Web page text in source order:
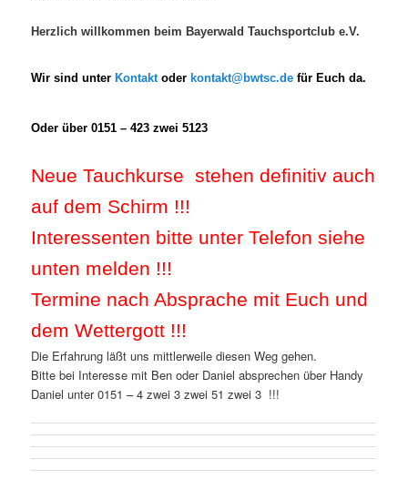
Herzlich willkommen beim Bayerwald Tauchsportclub e.V.
Wir sind unter Kontakt oder kontakt@bwtsc.de für Euch da.
Oder über 0151 – 423 zwei 5123
Neue Tauchkurse stehen definitiv auch
auf dem Schirm !!!
Interessenten bitte unter Telefon siehe
unten melden !!!
Termine nach Absprache mit Euch und
dem Wettergott !!!
Die Erfahrung läßt uns mittlerweile diesen Weg gehen.
Bitte bei Interesse mit Ben oder Daniel absprechen über Handy
Daniel unter 0151 – 4 zwei 3 zwei 51 zwei 3 !!!